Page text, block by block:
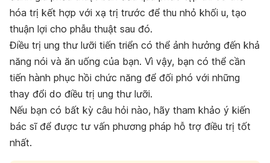
hóa trị kết hợp với xạ trị trước để thu nhỏ khối u, tạo
thuận lợi cho phẫu thuật sau đó.
Điều trị ung thư lưỡi tiến triển có thể ảnh hưởng đến khả
năng nói và ăn uống của bạn. Vì vậy, bạn có thể cần
tiến hành phục hồi chức năng để đối phó với những
thay đổi do điều trị ung thư lưỡi.
Nếu bạn có bất kỳ câu hỏi nào, hãy tham khảo ý kiến
bác sĩ để được tư vấn phương pháp hỗ trợ điều trị tốt
nhất.